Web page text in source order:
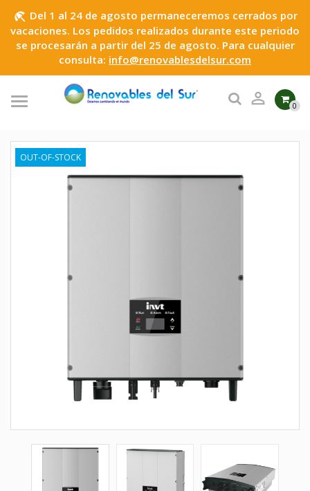
beach_access Del 1 al 24 de agosto permaneceremos cerrados por
vacaciones. Los pedidos realizados durante este periodo
se procesarán a partir del 25 de agosto. Para cualquier
consulta: info@renovablesdelsur.com
 0
OUT-OF-STOCK